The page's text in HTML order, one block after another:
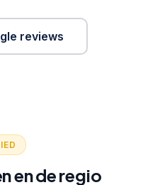
reviews
en de regio